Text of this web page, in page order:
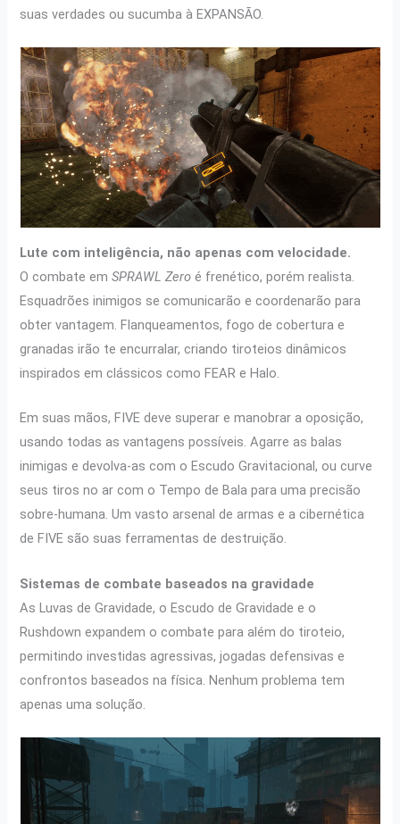
suas verdades ou sucumba à EXPANSÃO.
Lute com inteligência, não apenas com velocidade.
O combate emSPRAWL Zeroé frenético, porém realista.
Esquadrões inimigos se comunicarão e coordenarão para
obter vantagem. Flanqueamentos, fogo de cobertura e
granadas irão te encurralar, criando tiroteios dinâmicos
inspirados em clássicos como FEAR e Halo.
Em suas mãos, FIVE deve superar e manobrar a oposição,
usando todas as vantagens possíveis. Agarre as balas
inimigas e devolva-as com o Escudo Gravitacional, ou curve
seus tiros no ar com o Tempo de Bala para uma precisão
sobre-humana. Um vasto arsenal de armas e a cibernética
de FIVE são suas ferramentas de destruição.
Sistemas de combate baseados na gravidade
As Luvas de Gravidade, o Escudo de Gravidade e o
Rushdown expandem o combate para além do tiroteio,
permitindo investidas agressivas, jogadas defensivas e
confrontos baseados na física. Nenhum problema tem
apenas uma solução.